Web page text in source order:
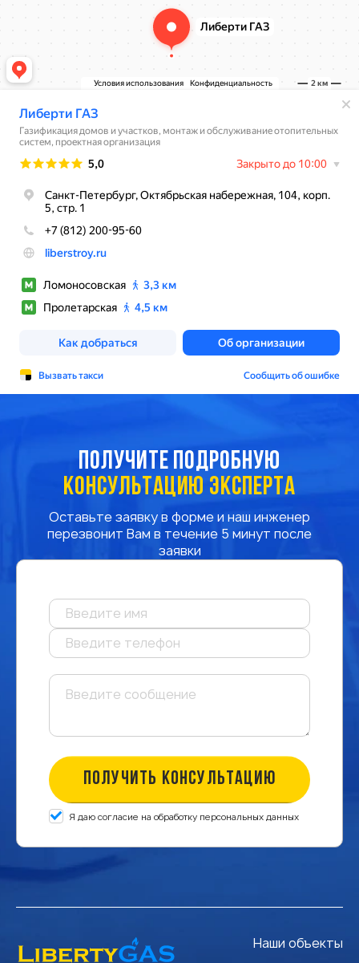
ПОЛУЧИТЕ ПОДРОБНУЮ
КОНСУЛЬТАЦИЮ ЭКСПЕРТА
Оставьте заявку в форме и наш инженер
перезвонит Вам в течение 5 минут после
заявки
ПОЛУЧИТЬ КОНСУЛЬТАЦИЮ
Я даю согласие на обработку персональных данных
Наши объекты